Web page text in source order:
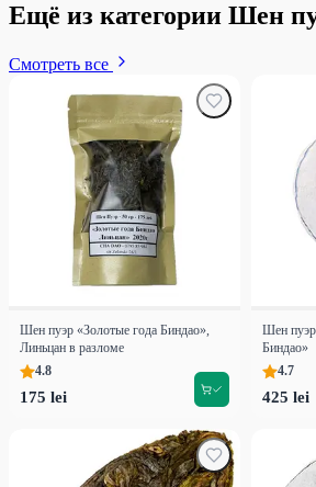
Ещё из категории Шен
Смотреть все
Шен пуэр «Золотые года Биндао»,
Линьцан в разломе
4.8
175 lei
Шен
Биндао»
4.7
425 lei